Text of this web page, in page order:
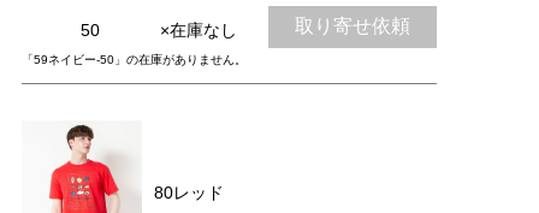
50 ×在庫なし 取り寄せ依頼
「59ネイビー-50」の在庫がありません。
80レッド